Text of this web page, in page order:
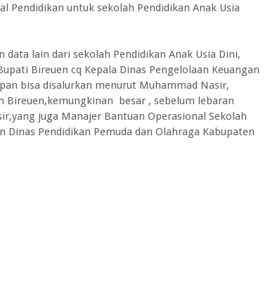
Pendidikan untuk sekolah Pendidikan Anak Usia
lain dari sekolah Pendidikan Anak Usia Dini,
Bireuen cq Kepala Dinas Pengelolaan Keuangan
bisa disalurkan menurut Muhammad Nasir,
besar , sebelum lebaran
juga Manajer Bantuan Operasional Sekolah
Pendidikan Pemuda dan Olahraga Kabupaten